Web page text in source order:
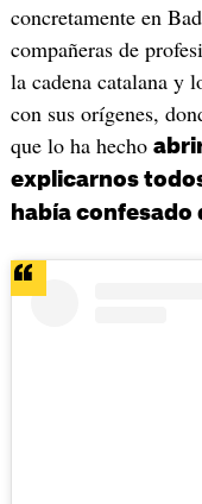
concretamente en
compañeras de
la cadena catalana y
con sus orígenes,
que lo ha hecho
explicarnos
había confesado